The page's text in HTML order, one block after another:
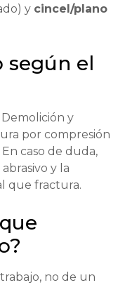
y cincel/plano
según el
y
por compresión
caso de duda,
y la
que fractura.
no de un